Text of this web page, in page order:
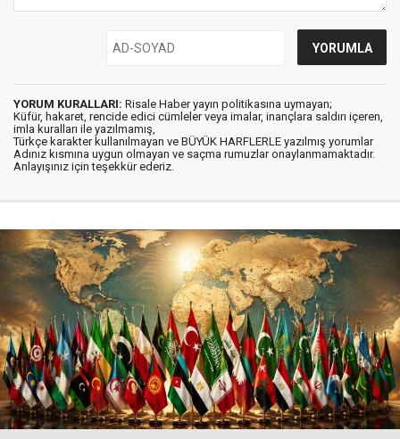
YORUM KURALLARI: Risale Haber yayın politikasına uymayan;
Küfür, hakaret, rencide edici cümleler veya imalar, inançlara saldırı içeren,
imla kuralları ile yazılmamış,
Türkçe karakter kullanılmayan ve BÜYÜK HARFLERLE yazılmış yorumlar
Adınız kısmına uygun olmayan ve saçma rumuzlar onaylanmamaktadır.
Anlayışınız için teşekkür ederiz.